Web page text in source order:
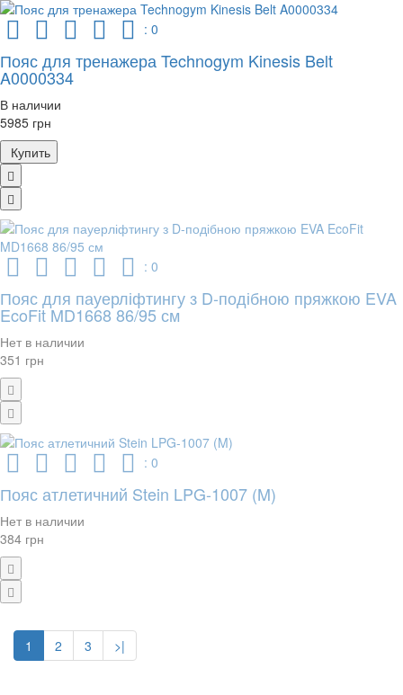
: 0
Пояс для тренажера Technogym Kinesis Belt
A0000334
В наличии
5985 грн
Купить
: 0
Пояс для пауерліфтингу з D-подібною пряжкою EVA
EcoFit MD1668 86/95 см
Нет в наличии
351 грн
: 0
Пояс атлетичний Stein LPG-1007 (M)
Нет в наличии
384 грн
1 2 3 >|